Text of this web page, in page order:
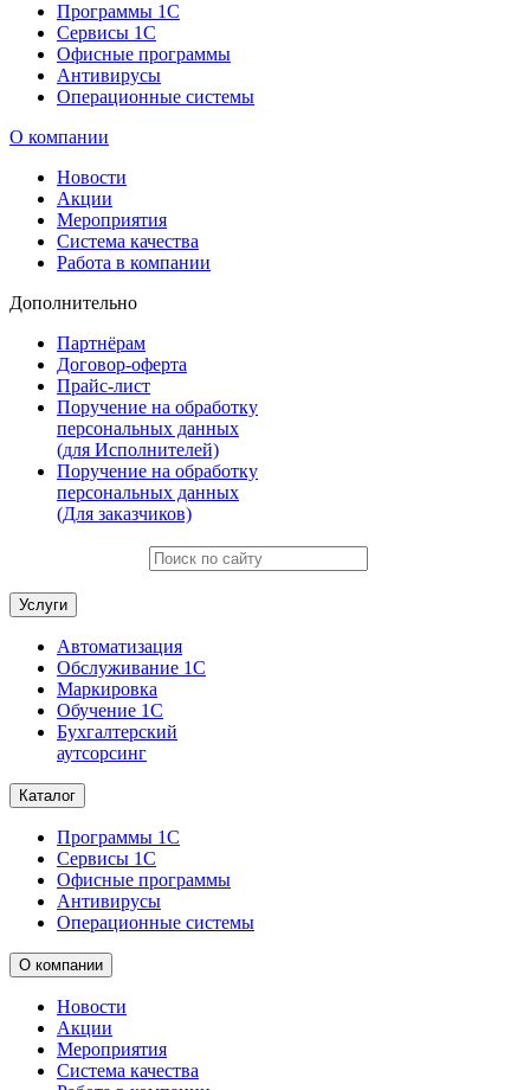
Программы 1С
Сервисы 1С
Офисные программы
Антивирусы
Операционные системы
О компании
Новости
Акции
Мероприятия
Система качества
Работа в компании
Дополнительно
Партнёрам
Договор-оферта
Прайс-лист
Поручение на обработку
персональных данных
(для Исполнителей)
Поручение на обработку
персональных данных
(Для заказчиков)
Услуги
Автоматизация
Обслуживание 1С
Маркировка
Обучение 1С
Бухгалтерский
аутсорсинг
Каталог
Программы 1С
Сервисы 1С
Офисные программы
Антивирусы
Операционные системы
О компании
Новости
Акции
Мероприятия
Система качества